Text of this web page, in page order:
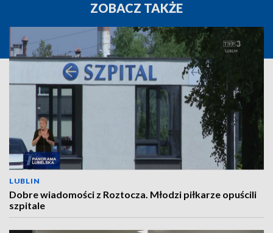
ZOBACZ TAKŻE
LUBLIN
Dobre wiadomości z Roztocza. Młodzi piłkarze opuścili
szpitale